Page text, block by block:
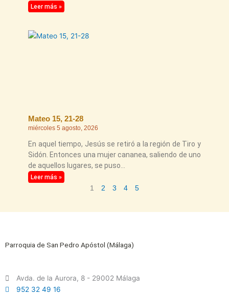
Leer más »
Mateo 15, 21-28
miércoles 5 agosto, 2026
En aquel tiempo, Jesús se retiró a la región de Tiro y
Sidón. Entonces una mujer cananea, saliendo de uno
de aquellos lugares, se puso
Leer más »
1 2 3 4 5
Parroquia de San Pedro Apóstol (Málaga)
Avda. de la Aurora, 8 - 29002 Málaga
952 32 49 16